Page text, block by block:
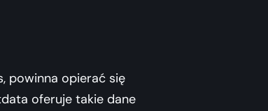
powinna opierać się
oferuje takie dane